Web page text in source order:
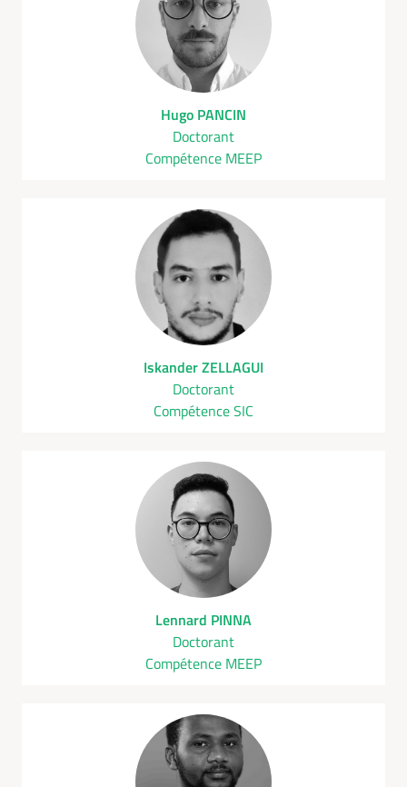
Hugo PANCIN
Doctorant
Compétence MEEP
Iskander ZELLAGUI
Doctorant
Compétence SIC
Lennard PINNA
Doctorant
Compétence MEEP